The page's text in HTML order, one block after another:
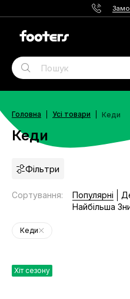
Головна Усі товари Кеди
Кеди
Фільтри
Сортування: Популярні
Найбільша
Кеди
Хіт сезону